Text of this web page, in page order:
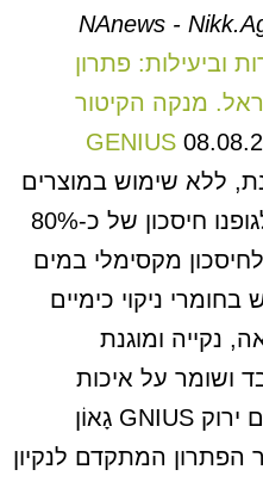
NAnews -
וביעילות: פתרון
מנקה הקיטור
ללא שימוש במוצרים
כימיים המסוכנים לגופנו חיסכון של כ-80%
מקסימלי במים
בחומרי ניקוי כימיים
נקייה ומוגנת
ושומר על איכות
הסביבה מנקה אדים ירוק GNIUS גָאוֹן
הפתרון המתקדם לנקיון